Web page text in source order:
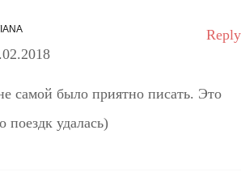
самой было приятно писать. Это
поездк удалась)
Reply